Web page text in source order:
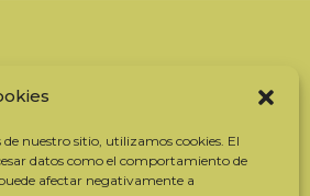
nuestro sitio, utilizamos cookies. El
datos como el comportamiento de
afectar negativamente a